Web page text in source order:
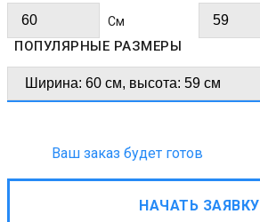
Cм
ПОПУЛЯРНЫЕ РАЗМЕРЫ
Ваш заказ будет готов
НАЧАТЬ ЗАЯВКУ